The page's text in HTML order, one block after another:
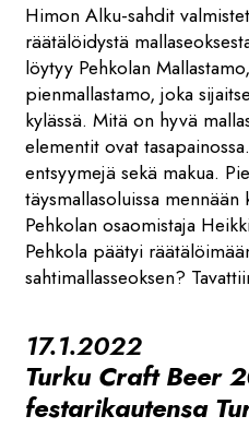
Himon Alku-sahdit
räätälöidystä
löytyy Pehkolan
pienmallastamo, joka
kylässä. Mitä on hyvä
elementit ovat
entsyymejä sekä makua.
täysmallasoluissa
Pehkolan osaomistaja
Pehkola päätyi
sahtimallasseoksen?
17.1.2022
Turku Craft Beer
festarikautensa